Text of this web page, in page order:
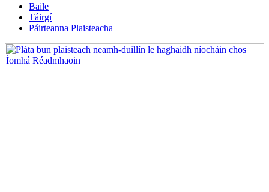
Baile
Táirgí
Páirteanna Plaisteacha